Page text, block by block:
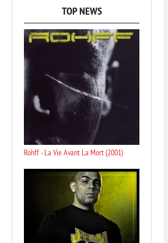
TOP NEWS
Rohff - La Vie Avant La Mort (2001)